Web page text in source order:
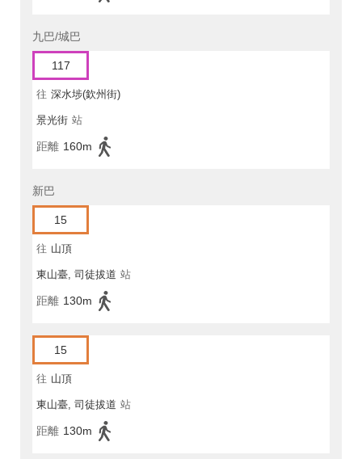
九巴/城巴
117
往 深水埗(欽州街)
景光街 站
距離 160m
新巴
15
往 山頂
東山臺, 司徒拔道 站
距離 130m
15
往 山頂
東山臺, 司徒拔道 站
距離 130m